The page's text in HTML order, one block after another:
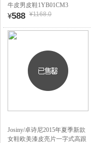
牛皮男皮鞋1YB01CM3
¥588 ¥1168.0
Josiny/卓诗尼2015年夏季新款
女鞋欧美漆皮亮片一字式高跟